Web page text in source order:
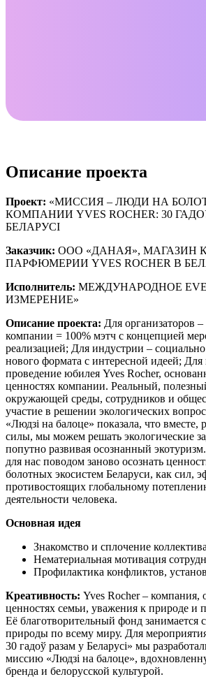
Описание проекта
Проект: «МИССИЯ – ЛЮДИ НА
КОМПАНИИ YVES ROCHER: 30
БЕЛАРУСІ
Заказчик: ООО «ДАНАЯ», МАГАЗИН
ПАРФЮМЕРИИ YVES ROCHER В
Исполнитель: МЕЖДУНАРОДНОЕ
ИЗМЕРЕНИЕ»
Описание проекта: Для организаторов
компании = 100% мэтч с концепцией
реализацией; Для индустрии –
нового формата с интересной идеей;
проведение юбилея Yves Rocher,
ценностях компании. Реальный,
окружающей среды, сотрудников и
участие в решении экологических
«Людзі на балоце» показала, что вместе,
силы, мы можем решать экологические
попутно развивая осознанный
для нас поводом заново осознать
болотных экосистем Беларуси, как сил,
противостоящих глобальному
деятельности человека.
Основная идея
Знакомство и сплочение
Нематериальная мотивация
Профилактика конфликтов,
Креативность: Yves Rocher – компания,
ценностях семьи, уважения к природе и
Её благотворительный фонд занимается
природы по всему миру. Для
30 гадоў разам у Беларусі» мы
миссию «Людзі на балоце»,
бренда и белорусской культурой.